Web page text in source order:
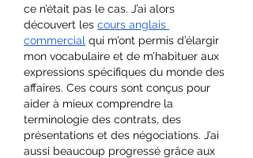
ce n’était pas le cas. J’ai alors
découvert les cours anglais
commercial qui m’ont permis d’élargir
mon vocabulaire et de m’habituer aux
expressions spécifiques du monde des
affaires. Ces cours sont conçus pour
aider à mieux comprendre la
terminologie des contrats, des
présentations et des négociations. J’ai
aussi beaucoup progressé grâce aux